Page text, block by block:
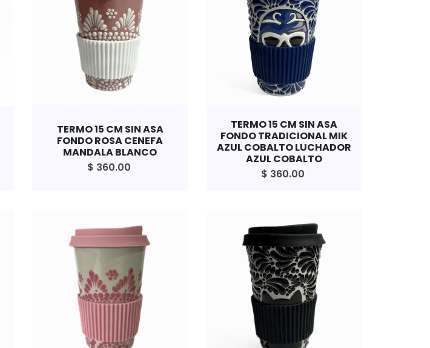
TERMO 15 CM SIN ASA
FONDO ROSA CENEFA
MANDALA BLANCO
$ 360.00
TERMO 15 CM SIN ASA
FONDO TRADICIONAL MIK
AZUL COBALTO LUCHADOR
AZUL COBALTO
$ 360.00